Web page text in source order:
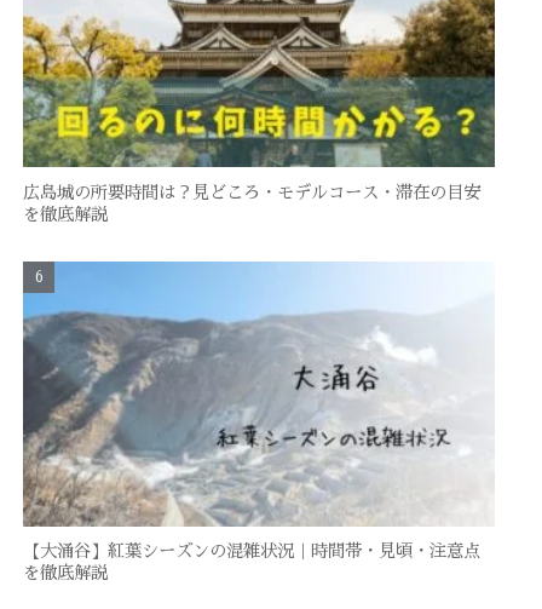
広島城の所要時間は？見どころ・モデルコース・滞在の目安
を徹底解説
【大涌谷】紅葉シーズンの混雑状況｜時間帯・見頃・注意点
を徹底解説